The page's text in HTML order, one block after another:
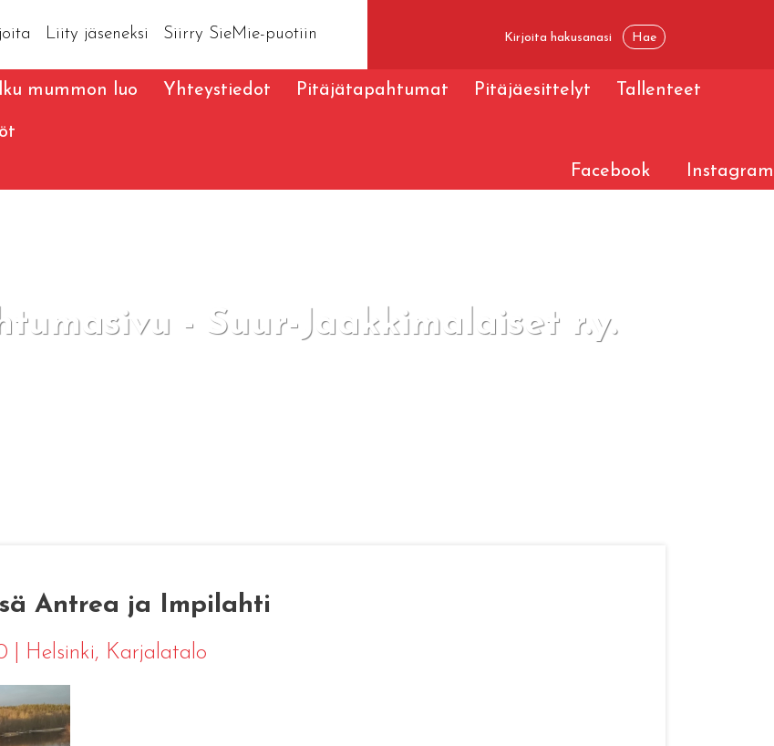
Liity jäseneksi Siirry SieMie-puotiin
mummon luo Yhteystiedot Pitäjätapahtumat Pitäjäesittelyt Tallenteet
Facebook Instagram
- Suur-Jaakkimalaiset r.y.
Antrea ja Impilahti
Helsinki, Karjalatalo